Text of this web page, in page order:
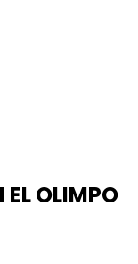
EL OLIMPO